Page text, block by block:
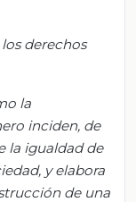
derechos
la
inciden, de
la igualdad de
y elabora
de una